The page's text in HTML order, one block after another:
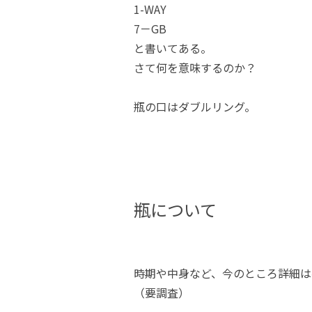
1-WAY
7－GB
と書いてある。
さて何を意味するのか？
瓶の口はダブルリング。
瓶について
時期や中身など、今のところ詳細
（要調査）